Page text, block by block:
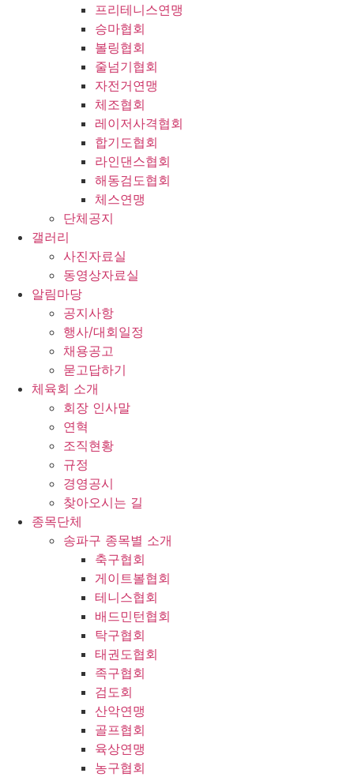
프리테니스연맹
승마협회
볼링협회
줄넘기협회
자전거연맹
체조협회
레이저사격협회
합기도협회
라인댄스협회
해동검도협회
체스연맹
단체공지
갤러리
사진자료실
동영상자료실
알림마당
공지사항
행사/대회일정
채용공고
묻고답하기
체육회 소개
회장 인사말
연혁
조직현황
규정
경영공시
찾아오시는 길
종목단체
송파구 종목별 소개
축구협회
게이트볼협회
테니스협회
배드민턴협회
탁구협회
태권도협회
족구협회
검도회
산악연맹
골프협회
육상연맹
농구협회